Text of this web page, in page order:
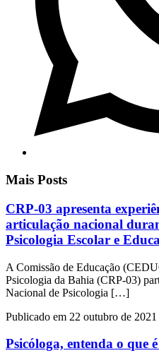
Mais Posts
CRP-03 apresenta
articulação nacional
Psicologia Escolar e
A Comissão de Educação
Psicologia da Bahia (CRP-03)
Nacional de Psicologia […]
Publicado em 22 outubro de 2021
Psicóloga, entenda o que